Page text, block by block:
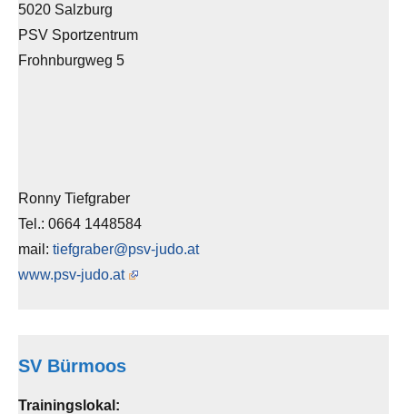
5020 Salzburg
PSV Sportzentrum
Frohnburgweg 5
Ronny Tiefgraber
Tel.: 0664 1448584
mail: tiefgraber@psv-judo.at
www.psv-judo.at
SV Bürmoos
Trainingslokal: